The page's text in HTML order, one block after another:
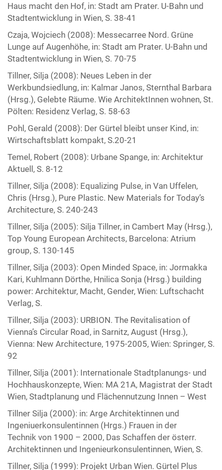
Haus macht den Hof, in: Stadt am Prater. U-Bahn und
Stadtentwicklung in Wien, S. 38-41
Czaja, Wojciech (2008): Messecarree Nord. Grüne
Lunge auf Augenhöhe, in: Stadt am Prater. U-Bahn und
Stadtentwicklung in Wien, S. 70-75
Tillner, Silja (2008): Neues Leben in der
Werkbundsiedlung, in: Kalmar Janos, Sternthal Barbara
(Hrsg.), Gelebte Räume. Wie ArchitektInnen wohnen, St.
Pölten: Residenz Verlag, S. 58-63
Pohl, Gerald (2008): Der Gürtel bleibt unser Kind, in:
Wirtschaftsblatt kompakt, S.20-21
Temel, Robert (2008): Urbane Spange, in: Architektur
Aktuell, S. 8-12
Tillner, Silja (2008): Equalizing Pulse, in Van Uffelen,
Chris (Hrsg.), Pure Plastic. New Materials for Today’s
Architecture, S. 240-243
Tillner, Silja (2005): Silja Tillner, in Cambert May (Hrsg.),
Top Young European Architects, Barcelona: Atrium
group, S. 130-145
Tillner, Silja (2003): Open Minded Space, in: Jormakka
Kari, Kuhlmann Dörthe, Hnilica Sonja (Hrsg.) building
power: Architektur, Macht, Gender, Wien: Luftschacht
Verlag, S.
Tillner, Silja (2003): URBION. The Revitalisation of
Vienna’s Circular Road, in Sarnitz, August (Hrsg.),
Vienna: New Architecture, 1975-2005, Wien: Springer, S.
92
Tillner, Silja (2001): Internationale Stadtplanungs- und
Hochhauskonzepte, Wien: MA 21A, Magistrat der Stadt
Wien, Stadtplanung und Flächennutzung Innen – West
Tillner Silja (2000): in: Arge Architektinnen und
Ingeniuerkonsulentinnen (Hrgs.) Frauen in der
Technik von 1900 – 2000, Das Schaffen der österr.
Architektinnen und Ingenieurkonsulentinnen, Wien, S.
Tillner, Silja (1999): Projekt Urban Wien. Gürtel Plus